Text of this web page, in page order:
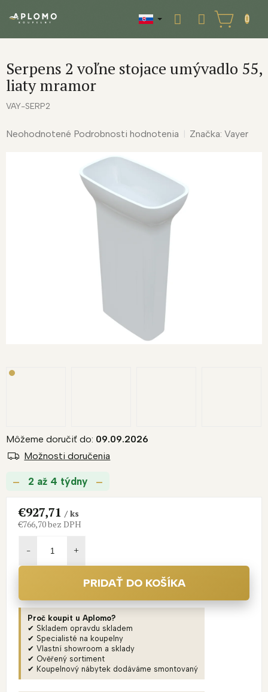
NÁKUPNÝ
KOŠÍK
Serpens 2 voľne stojace umývadlo 55,
liaty mramor
VAY-SERP2
Priemerné
Neohodnotené Podrobnosti hodnotenia Značka: Vayer
2 až 4 týdny
Môžeme doručiť do: 09.09.2026
Možnosti doručenia
€927,71/ ks
€766,70 bez DPH
PRIDAŤ DO KOŠÍKA
Proč koupit u Aplomo?
✔ Skladem opravdu skladem
✔ Specialisté na koupelny
✔ Vlastní showroom a sklady
✔ Ověřený sortiment
✔ Koupelnový nábytek dodáváme smontovaný